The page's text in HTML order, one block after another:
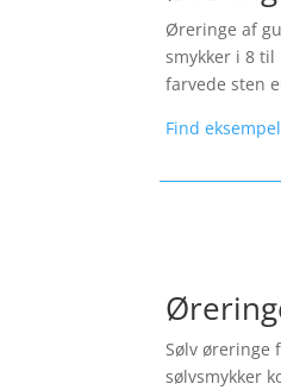
Øreringe af
smykker i 8
farvede sten
Find
Sølv øreringe
sølvsmykker